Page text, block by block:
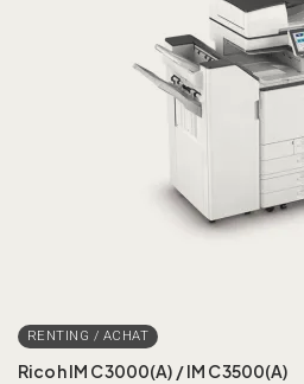
Ricoh IM C3000(A) / IM C3500(A)